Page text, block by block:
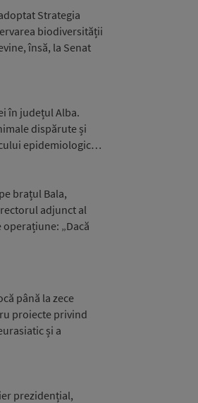
Strategia
biodiversității
însă, la Senat
în județul Alba.
dispărute și
epidemiologic…
brațul Bala,
adjunct al
„Dacă
până la zece
proiecte privind
și a
prezidențial,